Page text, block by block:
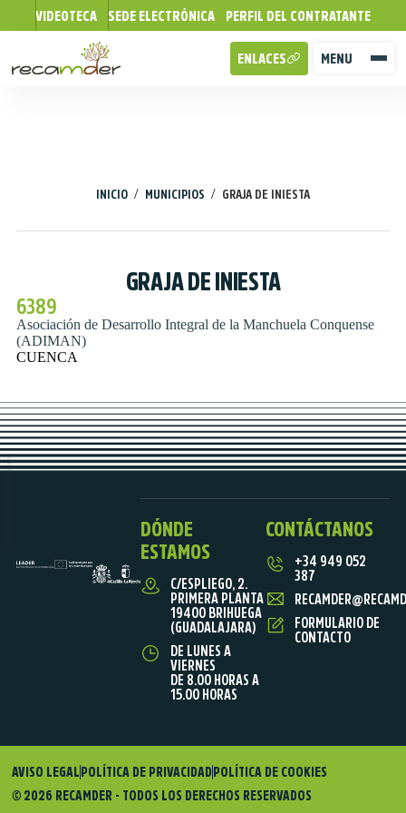
VIDEOTECA SEDE ELECTRÓNICA PERFIL DEL CONTRATANTE
MENU
ENLACES
INICIO / MUNICIPIOS / GRAJA DE INIESTA
GRAJA DE INIESTA
6389
Asociación de Desarrollo Integral de la Manchuela Conquense
(ADIMAN)
CUENCA
DÓNDE
ESTAMOS
C/ESPLIEGO, 2.
PRIMERA PLANTA
19400 BRIHUEGA
(GUADALAJARA)
DE LUNES A
VIERNES
DE 8.00 HORAS A
15.00 HORAS
CONTÁCTANOS
+34 949 052
387
FORMULARIO DE
CONTACTO
© 2026 RECAMDER - TODOS LOS DERECHOS RESERVADOS
AVISO LEGAL POLÍTICA DE PRIVACIDAD POLÍTICA DE COOKIES